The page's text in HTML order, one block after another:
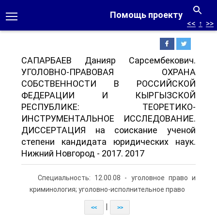
Помощь проекту
<< ↑ >>
САПАРБАЕВ Данияр Сарсембекович.
УГОЛОВНО-ПРАВОВАЯ ОХРАНА
СОБСТВЕННОСТИ В РОССИЙСКОЙ
ФЕДЕРАЦИИ И КЫРГЫЗСКОЙ
РЕСПУБЛИКЕ: ТЕОРЕТИКО-
ИНСТРУМЕНТАЛЬНОЕ ИССЛЕДОВАНИЕ.
ДИССЕРТАЦИЯ на соискание ученой
степени кандидата юридических наук.
Нижний Новгород - 2017. 2017
Специальность: 12.00.08 - уголовное право и
криминология; уголовно-исполнительное право
<< >>